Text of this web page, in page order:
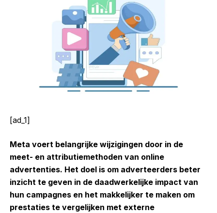
[ad_1]
Meta voert belangrijke wijzigingen door in de
meet- en attributiemethoden van online
advertenties. Het doel is om adverteerders beter
inzicht te geven in de daadwerkelijke impact van
hun campagnes en het makkelijker te maken om
prestaties te vergelijken met externe